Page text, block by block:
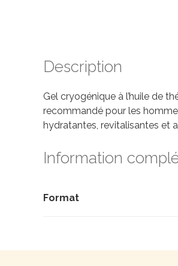
Description
Gel cryogénique à l’huile de
recommandé pour les
hydratantes, revitalisantes et
Information
Format